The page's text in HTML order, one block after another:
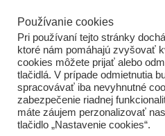
Domov O nás Kontakt
Používanie cookies
Pri používaní tejto stránky
ktoré nám pomáhajú zvyšovať
cookies môžete prijať alebo
tlačidlá. V prípade odmietnutia
spracovávať iba nevyhnutné
zabezpečenie riadnej
máte záujem perzonalizovať
tlačidlo „Nastavenie cookies“.